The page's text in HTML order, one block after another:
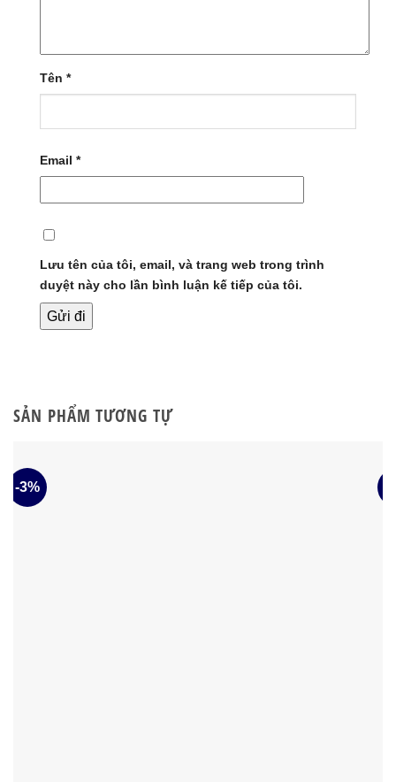
Tên *
Email *
Lưu tên của tôi, email, và trang web trong trình
duyệt này cho lần bình luận kế tiếp của tôi.
SẢN PHẨM TƯƠNG TỰ
-3%